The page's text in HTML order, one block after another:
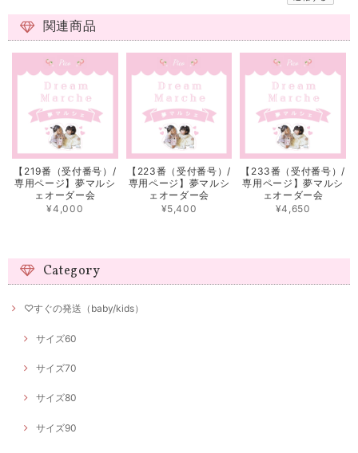
関連商品
【219番（受付番号）/
専用ページ】夢マルシ
ェオーダー会
¥4,000
【223番（受付番号）/
専用ページ】夢マルシ
ェオーダー会
¥5,400
【233番（受付番号）/
専用ページ】夢マルシ
ェオーダー会
¥4,650
Category
♡すぐの発送（baby/kids）
サイズ60
サイズ70
サイズ80
サイズ90